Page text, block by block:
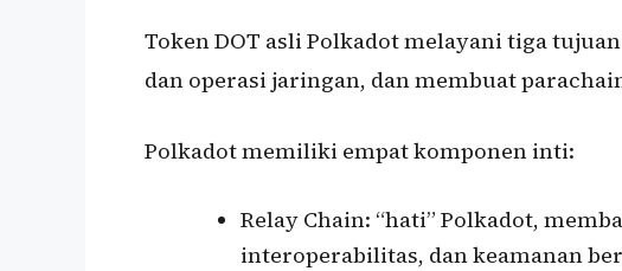
Token DOT asli Polkadot melayani tiga
dan operasi jaringan, dan membuat
Polkadot memiliki empat komponen inti:
Relay Chain: “hati” Polkadot,
interoperabilitas, dan keamanan